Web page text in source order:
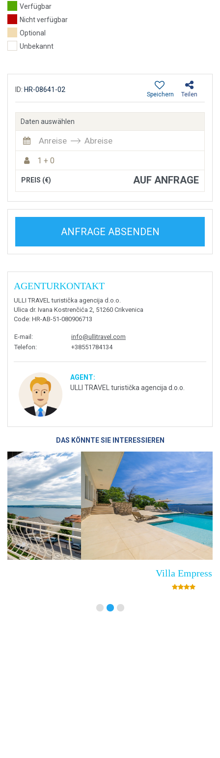
Verfügbar
Nicht verfügbar
Optional
Unbekannt
ID: HR-08641-02
Teilen
Speichern
Daten auswählen
Anreise Abreise
1 + 0
PREIS (€) AUF ANFRAGE
ANFRAGE ABSENDEN
AGENTURKONTAKT
ULLI TRAVEL turistička agencija d.o.o.
Ulica dr. Ivana Kostrenčića 2, 51260 Crikvenica
Code: HR-AB-51-080906713
E-mail :
info@ullitravel.com
Telefon: +38551784134
AGENT:
ULLI TRAVEL turistička agencija d.o.o.
DAS KÖNNTE SIE INTERESSIEREN